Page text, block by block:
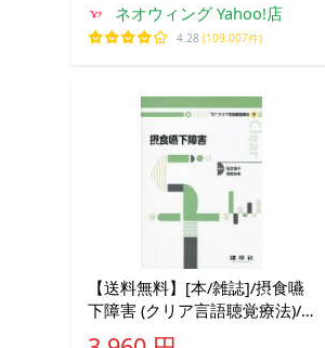
ネオウィング Yahoo!店
4.28 (109,007件)
【送料無料】[本/雑誌]/摂食嚥
下障害 (クリア言語聴覚療法)/
稲本陽子/編著 高野麻美/編著